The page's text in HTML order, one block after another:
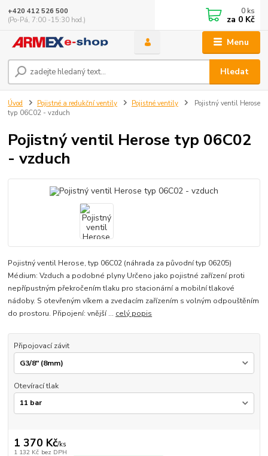
Menu
Hledat
+420 412 526 500
(Po-Pá, 7:00 -15:30 hod.)
0 ks
za 0 Kč
Úvod Pojistné a redukční ventily Pojistné ventily
Pojistný ventil Herose
typ 06C02 - vzduch
Pojistný ventil Herose typ 06C02
- vzduch
Pojistný ventil Herose, typ 06C02 (náhrada za původní typ 06205)
Médium: Vzduch a podobné plyny Určeno jako pojistné zařízení proti
nepřípustným překročením tlaku pro stacionární a mobilní tlakové
nádoby. S otevřeným víkem a zvedacím zařízením s volným odpouštěním
do prostoru. Připojení: vnější ... celý popis
Připojovací závit
Otevírací tlak
1 370 Kč/ks
1 132 Kč bez DPH